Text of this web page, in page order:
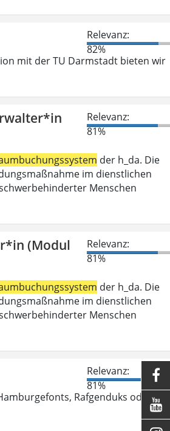
Relevanz:
82%
mit der TU Darmstadt bieten wir
Relevanz:
81%
der h_da. Die
im dienstlichen
Menschen
(Modul
Relevanz:
81%
der h_da. Die
im dienstlichen
Menschen
Relevanz:
81%
Rafgenduks oder

